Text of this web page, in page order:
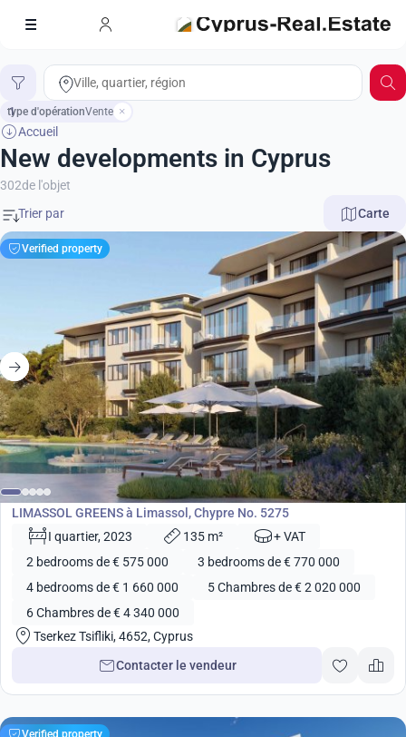
1
type d'opérationVente
Accueil
New developments in Cyprus
302de l'objet
Carte
Verified property
de€575 000
Développement
LIMASSOL GREENS à Limassol, Chypre No. 5275
I quartier, 2023
135 m²
+ VAT
2 bedrooms de € 575 000
3 bedrooms de € 770 000
4 bedrooms de € 1 660 000
5 Chambres de € 2 020 000
6 Chambres de € 4 340 000
Tserkez Tsifliki, 4652, Cyprus
Contacter le vendeur
Verified property